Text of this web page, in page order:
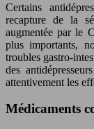
Certains
recapture de la
augmentée par le
plus importants,
troubles gastro-
des
attentivement les
Médicaments